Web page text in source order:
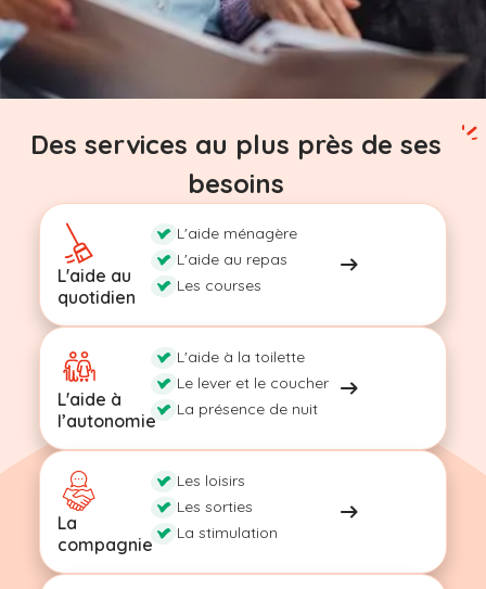
Des services au plus près de ses
besoins
L'aide au
quotidien
L'aide ménagère
L'aide au repas
Les courses
L'aide à
l’autonomie
L'aide à la toilette
Le lever et le coucher
La présence de nuit
La
compagnie
Les loisirs
Les sorties
La stimulation